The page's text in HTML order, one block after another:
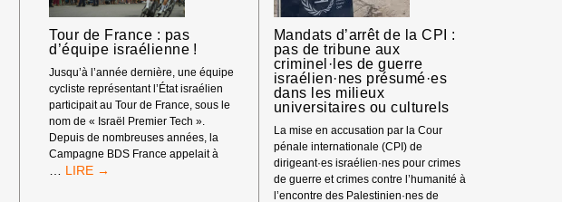
Tour de France : pas
d’équipe israélienne !
Jusqu’à l’année dernière, une équipe
cycliste représentant l’État israélien
participait au Tour de France, sous le
nom de « Israël Premier Tech ».
Depuis de nombreuses années, la
Campagne BDS France appelait à
TOUR
Mandats d’arrêt de la CPI :
pas de tribune aux
criminel·les de guerre
israélien·nes présumé·es
dans les milieux
universitaires ou culturels
La mise en accusation par la Cour
pénale internationale (CPI) de
dirigeant·es israélien·nes pour crimes
de guerre et crimes contre l’humanité à
l’encontre des Palestinien·nes de